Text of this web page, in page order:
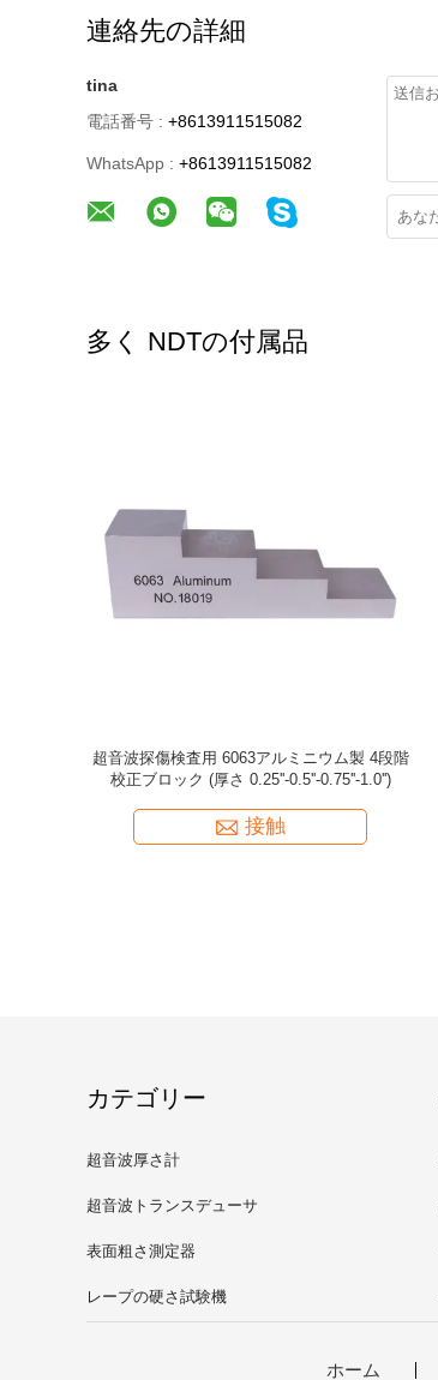
連絡先の詳細
tina
電話番号 : +8613911515082
WhatsApp : +8613911515082
多く NDTの付属品
デジタル・ピット・ゲー
接触
カテゴリー
超音波厚さ計
超音波トランスデューサ
表面粗さ測定器
レープの硬さ試験機
ホーム